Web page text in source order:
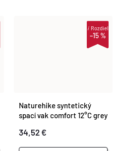
–15 %
iRozdiel
Naturehike syntetický
spací vak comfort 12°C grey
34,52 €